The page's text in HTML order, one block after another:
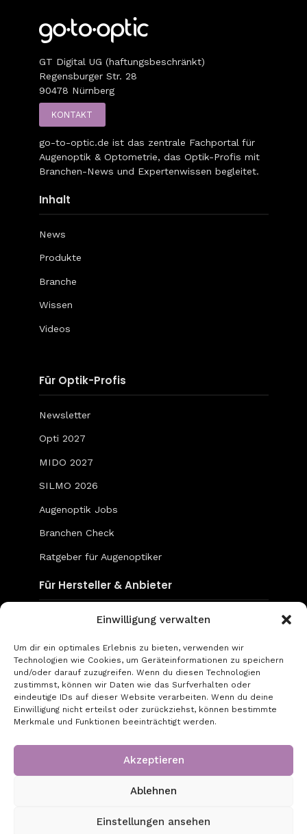
Einwilligung verwalten
Um dir ein optimales Erlebnis zu bieten, verwenden wir
Technologien wie Cookies, um Geräteinformationen zu speichern
und/oder darauf zuzugreifen. Wenn du diesen Technologien
zustimmst, können wir Daten wie das Surfverhalten oder
eindeutige IDs auf dieser Website verarbeiten. Wenn du deine
Einwilligung nicht erteilst oder zurückziehst, können bestimmte
Merkmale und Funktionen beeinträchtigt werden.
Akzeptieren
Ablehnen
Einstellungen ansehen
GT Digital UG (haftungsbeschränkt)
Regensburger Str. 28
90478 Nürnberg
KONTAKT
go-to-optic.de ist das zentrale Fachportal für
Augenoptik & Optometrie, das Optik-Profis mit
Branchen-News und Expertenwissen begleitet.
Inhalt
News
Produkte
Branche
Wissen
Videos
Für Optik-Profis
Newsletter
Opti 2027
MIDO 2027
SILMO 2026
Augenoptik Jobs
Branchen Check
Ratgeber für Augenoptiker
Für Hersteller & Anbieter
Content & Social Media
Mediadaten
go-to-optic.de
Über uns
Datenschutz
Copyright © 2026 - Created by GT Digital UG